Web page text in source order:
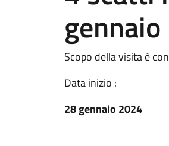
Scopo della visita è
Data inizio :
28 gennaio 2024